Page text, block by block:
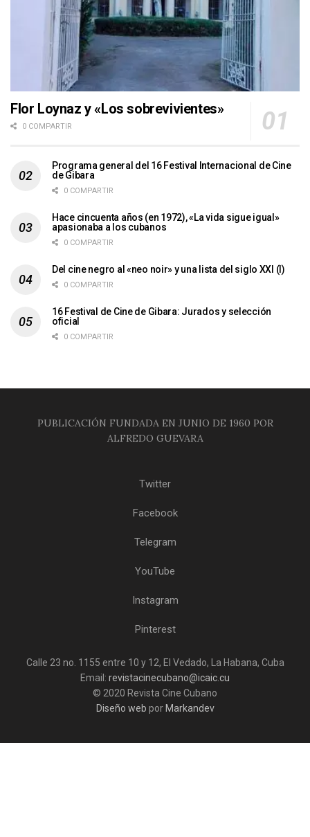
Flor Loynaz y «Los sobrevivientes»
0 COMPARTIR
Programa general del 16 Festival Internacional de Cine
de Gibara
0 COMPARTIR
Hace cincuenta años (en 1972), «La vida sigue igual»
apasionaba a los cubanos
0 COMPARTIR
Del cine negro al «neo noir» y una lista del siglo XXI (I)
0 COMPARTIR
16 Festival de Cine de Gibara: Jurados y selección
oficial
0 COMPARTIR
PUBLICACIÓN FUNDADA EN JUNIO DE 1960 POR
ALFREDO GUEVARA
Twitter
Facebook
Telegram
YouTube
Instagram
Pinterest
Calle 23 no. 1155 entre 10 y 12, El Vedado, La Habana, Cuba
Email: revistacinecubano@icaic.cu
© 2020 Revista Cine Cubano
Diseño web por Markandev